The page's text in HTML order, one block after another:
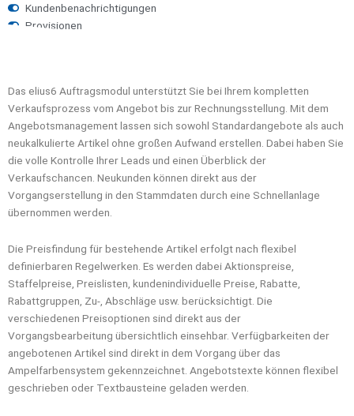
Kundenbenachrichtigungen
Provisionen
Das elius6 Auftragsmodul unterstützt Sie bei Ihrem kompletten
Verkaufsprozess vom Angebot bis zur Rechnungsstellung. Mit dem
Angebotsmanagement lassen sich sowohl Standardangebote als auch
neukalkulierte Artikel ohne großen Aufwand erstellen. Dabei haben Sie
die volle Kontrolle Ihrer Leads und einen Überblick der
Verkaufschancen. Neukunden können direkt aus der
Vorgangserstellung in den Stammdaten durch eine Schnellanlage
übernommen werden.
Die Preisfindung für bestehende Artikel erfolgt nach flexibel
definierbaren Regelwerken. Es werden dabei Aktionspreise,
Staffelpreise, Preislisten, kundenindividuelle Preise, Rabatte,
Rabattgruppen, Zu-, Abschläge usw. berücksichtigt. Die
verschiedenen Preisoptionen sind direkt aus der
Vorgangsbearbeitung übersichtlich einsehbar. Verfügbarkeiten der
angebotenen Artikel sind direkt in dem Vorgang über das
Ampelfarbensystem gekennzeichnet. Angebotstexte können flexibel
geschrieben oder Textbausteine geladen werden.